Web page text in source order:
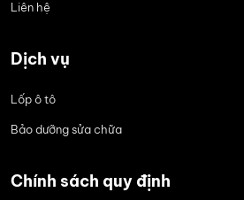
Liên hệ
Dịch vụ
Lốp ô tô
Bảo dưỡng sửa chữa
Chính sách quy định